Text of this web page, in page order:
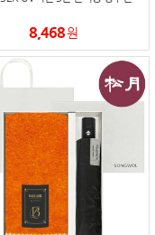
8,468원